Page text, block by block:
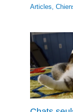
Articles ,